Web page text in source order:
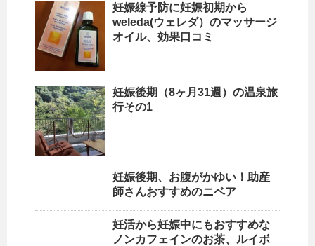
妊娠線予防に妊娠初期から
weleda(ウェレダ）のマッサージ
オイル、効果口コミ
妊娠後期（8ヶ月31週）の温泉旅
行その1
妊娠後期、お腹がかゆい！助産
師さんおすすめのニベア
妊活から妊娠中にもおすすめな
ノンカフェインのお茶、ルイボ